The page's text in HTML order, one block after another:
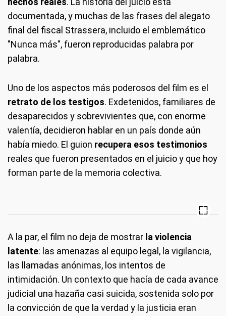
documentada, y muchas de las frases del alegato
final del fiscal Strassera, incluido el emblemático
"Nunca más", fueron reproducidas palabra por
palabra.
Uno de los aspectos más poderosos del film es el
retrato de los testigos. Exdetenidos, familiares de
desaparecidos y sobrevivientes que, con enorme
valentía, decidieron hablar en un país donde aún
había miedo. El guion recupera esos testimonios
reales que fueron presentados en el juicio y que hoy
forman parte de la memoria colectiva.
A la par, el film no deja de mostrar la violencia
latente: las amenazas al equipo legal, la vigilancia,
las llamadas anónimas, los intentos de
intimidación. Un contexto que hacía de cada avance
judicial una hazaña casi suicida, sostenida solo por
la convicción de que la verdad y la justicia eran